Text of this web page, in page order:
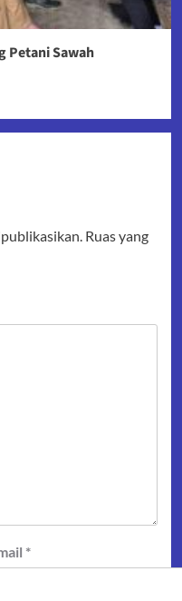
Petani Sawah
Ruas yang
*